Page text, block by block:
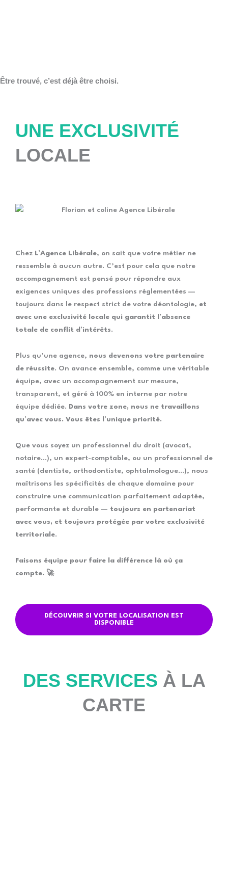
Être trouvé, c’est déjà être choisi.
UNE EXCLUSIVITÉ
LOCALE
Chez L’Agence Libérale, on sait que votre métier ne
ressemble à aucun autre. C’est pour cela que notre
accompagnement est pensé pour répondre aux
exigences uniques des professions réglementées —
toujours dans le respect strict de votre déontologie, et
avec une exclusivité locale qui garantit l’absence
totale de conflit d’intérêts.
Plus qu’une agence, nous devenons votre partenaire
de réussite. On avance ensemble, comme une véritable
équipe, avec un accompagnement sur mesure,
transparent, et géré à 100% en interne par notre
équipe dédiée. Dans votre zone, nous ne travaillons
qu’avec vous. Vous êtes l’unique priorité.
Que vous soyez un professionnel du droit (avocat,
notaire…), un expert-comptable, ou un professionnel de
santé (dentiste, orthodontiste, ophtalmologue…), nous
maîtrisons les spécificités de chaque domaine pour
construire une communication parfaitement adaptée,
performante et durable — toujours en partenariat
avec vous, et toujours protégée par votre exclusivité
territoriale.
Faisons équipe pour faire la différence là où ça
compte. 🚀
DÉCOUVRIR SI VOTRE LOCALISATION EST
DISPONIBLE
DES SERVICES À LA
CARTE